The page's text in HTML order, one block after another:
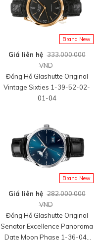
Brand New
Giá liên hệ 333.000.000
VND
Đồng Hồ Glashütte Original
Vintage Sixties 1-39-52-02-
01-04
Brand New
Giá liên hệ 282.000.000
VND
Đồng Hồ Glashutte Original
Senator Excellence Panorama
Date Moon Phase 1-36-04-